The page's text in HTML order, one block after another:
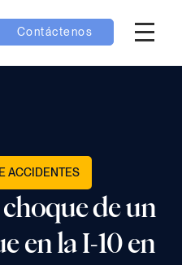
Contáctenos
Menú
ACCIDENTES
choque de un
en la I-10 en